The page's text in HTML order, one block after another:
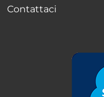
Contattaci